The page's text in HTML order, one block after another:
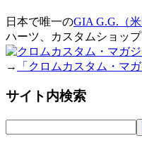
日本で唯一のGIA G.G.（
ハーツ、カスタムショップ
→ 「クロムカスタム・マ
サイト内検索